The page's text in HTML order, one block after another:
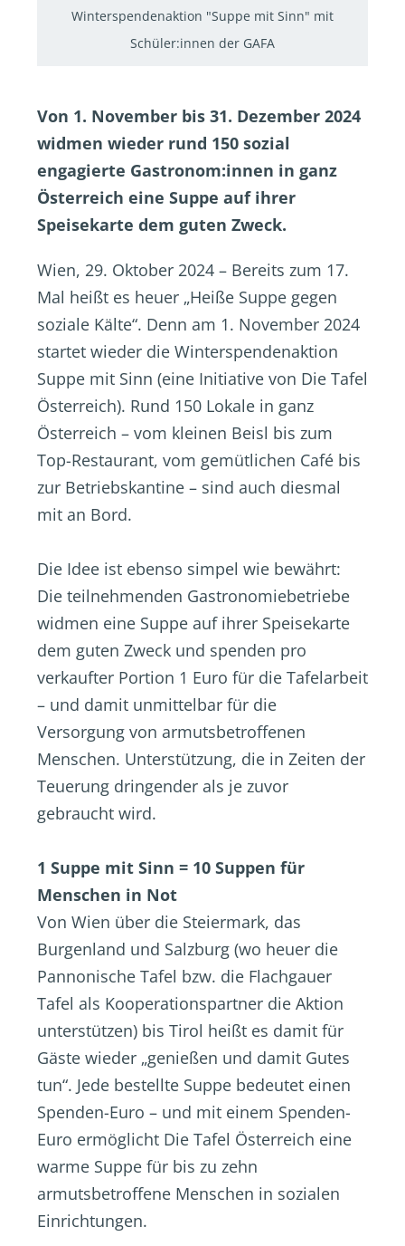
Winterspendenaktion "Suppe mit Sinn" mit
Schüler:innen der GAFA
Von 1. November bis 31. Dezember 2024
widmen wieder rund 150 sozial
engagierte Gastronom:innen in ganz
Österreich eine Suppe auf ihrer
Speisekarte dem guten Zweck.
Wien, 29. Oktober 2024 – Bereits zum 17.
Mal heißt es heuer „Heiße Suppe gegen
soziale Kälte“. Denn am 1. November 2024
startet wieder die Winterspendenaktion
Suppe mit Sinn (eine Initiative von Die Tafel
Österreich). Rund 150 Lokale in ganz
Österreich – vom kleinen Beisl bis zum
Top-Restaurant, vom gemütlichen Café bis
zur Betriebskantine – sind auch diesmal
mit an Bord.
Die Idee ist ebenso simpel wie bewährt:
Die teilnehmenden Gastronomiebetriebe
widmen eine Suppe auf ihrer Speisekarte
dem guten Zweck und spenden pro
verkaufter Portion 1 Euro für die Tafelarbeit
– und damit unmittelbar für die
Versorgung von armutsbetroffenen
Menschen. Unterstützung, die in Zeiten der
Teuerung dringender als je zuvor
gebraucht wird.
1 Suppe mit Sinn = 10 Suppen für
Menschen in Not
Von Wien über die Steiermark, das
Burgenland und Salzburg (wo heuer die
Pannonische Tafel bzw. die Flachgauer
Tafel als Kooperationspartner die Aktion
unterstützen) bis Tirol heißt es damit für
Gäste wieder „genießen und damit Gutes
tun“. Jede bestellte Suppe bedeutet einen
Spenden-Euro – und mit einem Spenden-
Euro ermöglicht Die Tafel Österreich eine
warme Suppe für bis zu zehn
armutsbetroffene Menschen in sozialen
Einrichtungen.